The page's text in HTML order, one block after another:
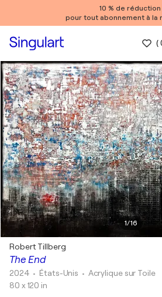
10 % de réduction
pour tout abonnement à la
(
1/16
The End
Robert Tillberg
2024 • États-Unis • Acrylique sur Toile
80 x 120 in